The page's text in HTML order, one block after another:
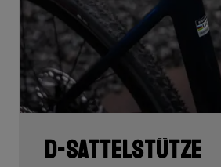
D-Sattelstütze